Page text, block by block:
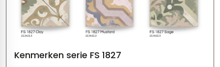
Kenmerken serie FS 1827